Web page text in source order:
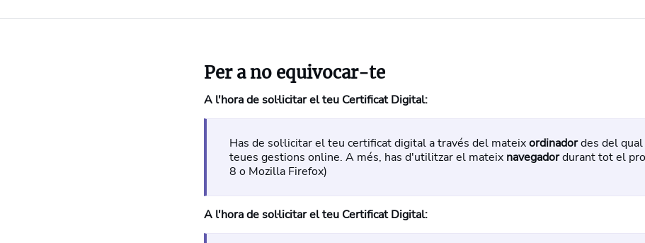
Per a no equivocar-te
A l'hora de sol·licitar el teu Certificat Digital:
Has de sol·licitar el teu certificat digital a través del mateixordinadordes del qual
teues gestions online. A més, has d'utilitzar el mateix navegadordurant tot el
8 o Mozilla Firefox)
A l'hora de sol·licitar el teu Certificat Digital: